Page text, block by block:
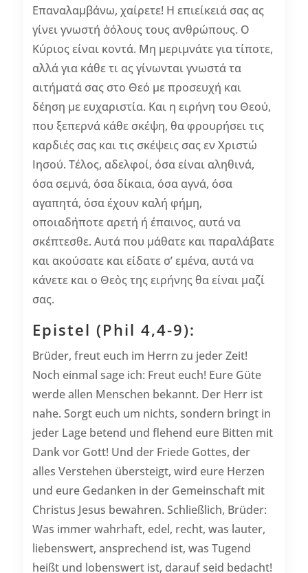
Επαναλαμβάνω, χαίρετε! Η επιείκειά σας ας
γίνει γνωστή σ΄όλους τους ανθρώπους. Ο
Κύριος είναι κοντά. Μη μεριμνάτε για τίποτε,
αλλά για κάθε τι ας γίνωνται γνωστά τα
αιτήματά σας στο Θεό με προσευχή και
δέηση με ευχαριστία. Και η ειρήνη του Θεού,
που ξεπερνά κάθε σκέψη, θα φρουρήσει τις
καρδιές σας και τις σκέψεις σας εν Χριστώ
Ιησού. Τέλος, αδελφοί, όσα είναι αληθινά,
όσα σεμνά, όσα δίκαια, όσα αγνά, όσα
αγαπητά, όσα έχουν καλή φήμη,
οποιαδήποτε αρετή ή έπαινος, αυτά να
σκέπτεσθε. Αυτά που μάθατε και παραλάβατε
και ακούσατε και είδατε σ’ εμένα, αυτά να
κάνετε και ο Θεὸς της ειρήνης θα είναι μαζί
σας.
Epistel (Phil 4,4-9):
Brüder, freut euch im Herrn zu jeder Zeit!
Noch einmal sage ich: Freut euch! Eure Güte
werde allen Menschen bekannt. Der Herr ist
nahe. Sorgt euch um nichts, sondern bringt in
jeder Lage betend und flehend eure Bitten mit
Dank vor Gott! Und der Friede Gottes, der
alles Verstehen übersteigt, wird eure Herzen
und eure Gedanken in der Gemeinschaft mit
Christus Jesus bewahren. Schließlich, Brüder:
Was immer wahrhaft, edel, recht, was lauter,
liebenswert, ansprechend ist, was Tugend
heißt und lobenswert ist, darauf seid bedacht!